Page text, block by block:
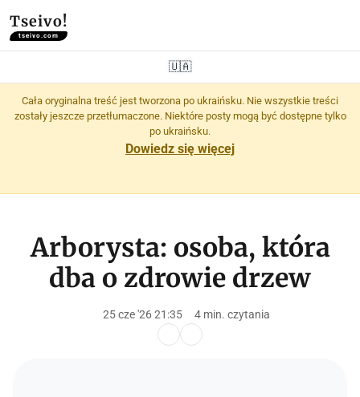
Tseivo!
tseivo.com
🇺🇦
Cała oryginalna treść jest tworzona po ukraińsku. Nie wszystkie treści
zostały jeszcze przetłumaczone. Niektóre posty mogą być dostępne tylko
po ukraińsku.
Dowiedz się więcej
Arborysta: osoba, która
dba o zdrowie drzew
25 cze '26 21:35 4 min. czytania